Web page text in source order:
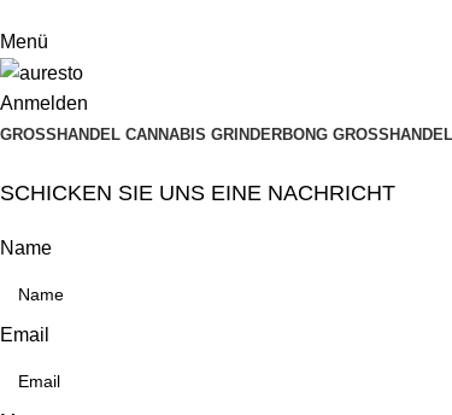
Menü
Anmelden
GROSSHANDEL CANNABIS GRINDER BONG GROSSHANDEL
SCHICKEN SIE UNS EINE NACHRICHT
Name
Email